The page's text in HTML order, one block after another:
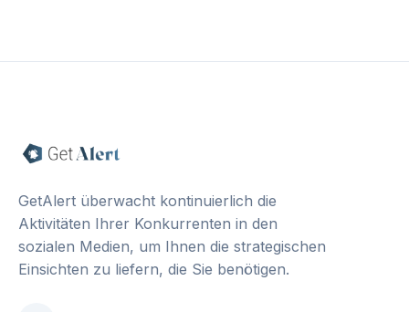
GetAlert überwacht kontinuierlich die
Aktivitäten Ihrer Konkurrenten in den
sozialen Medien, um Ihnen die strategischen
Einsichten zu liefern, die Sie benötigen.